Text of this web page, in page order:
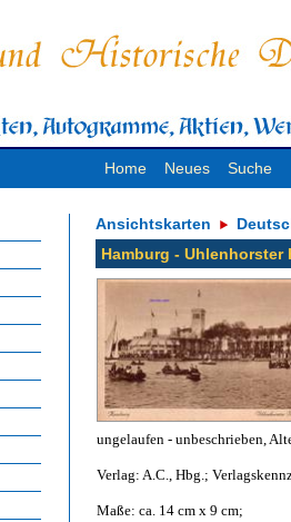
Home Neues Suche
Ansichtskarten
Hamburg - Uhlenhorster
ungelaufen - unbeschrieben,
Verlag: A.C., Hbg.;
Maße: ca. 14 cm x 9 cm;